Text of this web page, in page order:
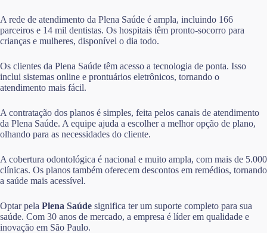
A rede de atendimento da Plena Saúde é ampla, incluindo 166
parceiros e 14 mil dentistas. Os hospitais têm pronto-socorro para
crianças e mulheres, disponível o dia todo.
Os clientes da Plena Saúde têm acesso a tecnologia de ponta. Isso
inclui sistemas online e prontuários eletrônicos, tornando o
atendimento mais fácil.
A contratação dos planos é simples, feita pelos canais de atendimento
da Plena Saúde. A equipe ajuda a escolher a melhor opção de plano,
olhando para as necessidades do cliente.
A cobertura odontológica é nacional e muito ampla, com mais de 5.000
clínicas. Os planos também oferecem descontos em remédios, tornando
a saúde mais acessível.
Optar pela Plena Saúde significa ter um suporte completo para sua
saúde. Com 30 anos de mercado, a empresa é líder em qualidade e
inovação em São Paulo.